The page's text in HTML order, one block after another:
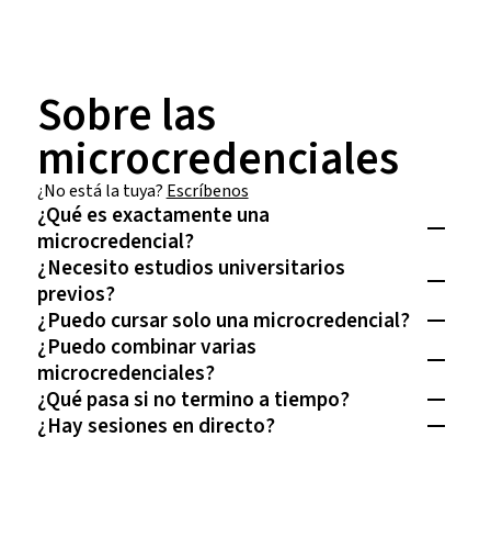
Sobre las
microcredenciales
¿No está la tuya? Escríbenos
¿Qué es exactamente una
microcredencial?
¿Necesito estudios universitarios
previos?
¿Puedo cursar solo una microcredencial?
¿Puedo combinar varias
microcredenciales?
¿Qué pasa si no termino a tiempo?
¿Hay sesiones en directo?